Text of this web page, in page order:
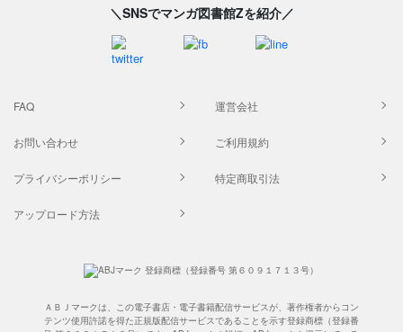
＼SNSでマンガ図書館Zを紹介／
FAQ 運営会社
お問い合わせ ご利用規約
プライバシーポリシー 特定商取引法
アップロード方法
ＡＢＪマークは、この電子書店・電子書籍配信サービスが、著作権者からコン
テンツ使用許諾を得た正規版配信サービスであることを示す登録商標（登録番